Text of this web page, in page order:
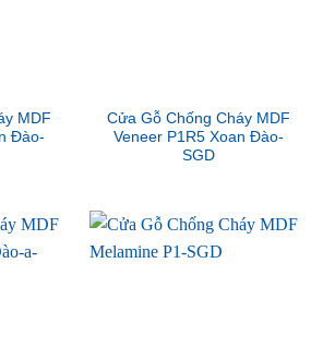
MDF
Đào-
Cửa Gỗ Chống Cháy MDF
Veneer P1R5 Xoan Đào-
SGD